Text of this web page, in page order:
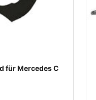
für Mercedes C